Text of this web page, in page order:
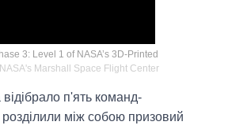
3: Level 1 of NASA’s 3D-Printed
NASA's Marshall Space Flight Center
п'ять команд-
розділили між собою призовий